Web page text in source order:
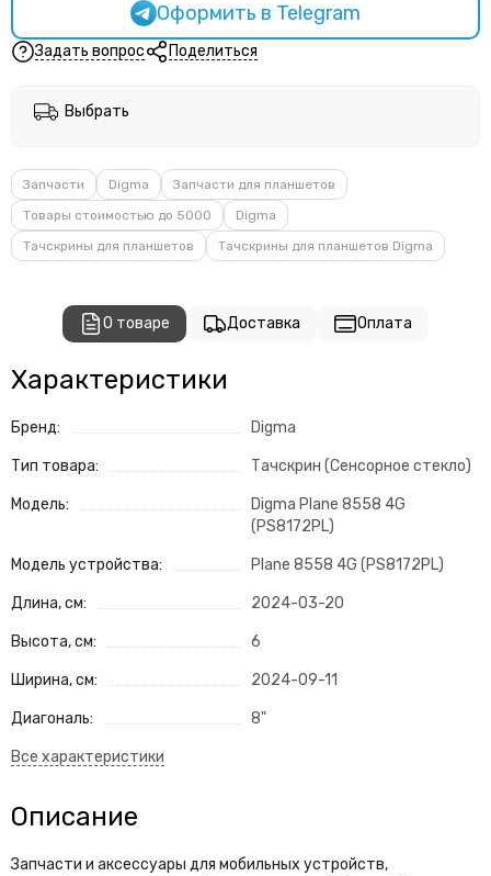
Оформить в Telegram
Задать вопрос Поделиться
Выбрать
Запчасти Digma
Запчасти для планшетов
Товары стоимостью до 5000
Digma
Тачскрины для планшетов
Тачскрины для планшетов Digma
О товаре Доставка Оплата
Характеристики
Бренд: Digma
Тип товара: Тачскрин (Сенсорное стекло)
Модель:
Digma Plane 8558 4G
(PS8172PL)
Модель устройства: Plane 8558 4G (PS8172PL)
Длина, см: 2024-03-20
Высота, см: 6
Ширина, см: 2024-09-11
Диагональ: 8"
Описание
Запчасти и аксессуары для мобильных устройств,